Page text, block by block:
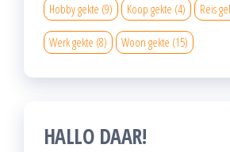
Hobby gekte (9) Koop gekte (4) Reis
Werk gekte (8) Woon gekte (15)
HALLO DAAR!